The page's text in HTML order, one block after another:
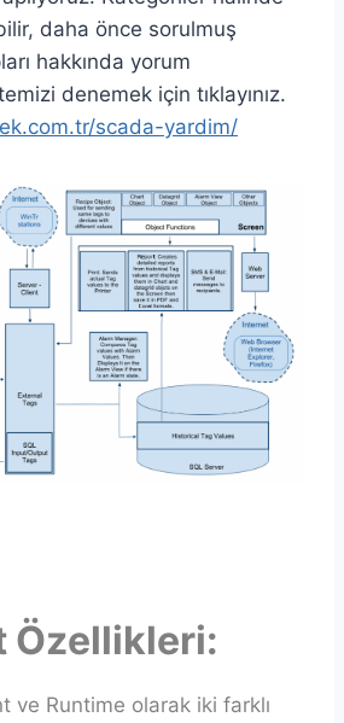
daha önce sorulmuş
hakkında yorum
denemek için tıklayınız.
scada-yardim/
Özellikleri:
ve Runtime olarak iki farklı